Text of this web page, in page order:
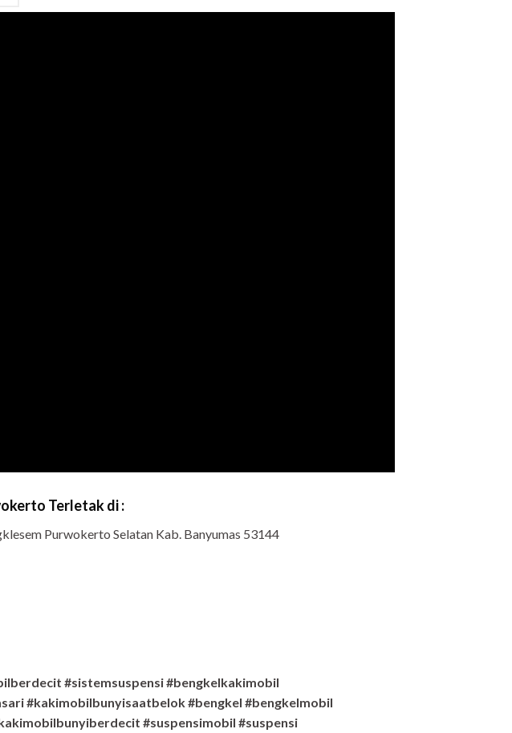
Terletak di :
Purwokerto Selatan Kab. Banyumas 53144
#sistemsuspensi #bengkelkakimobil
#kakimobilbunyisaatbelok #bengkel #bengkelmobil
#suspensimobil #suspensi